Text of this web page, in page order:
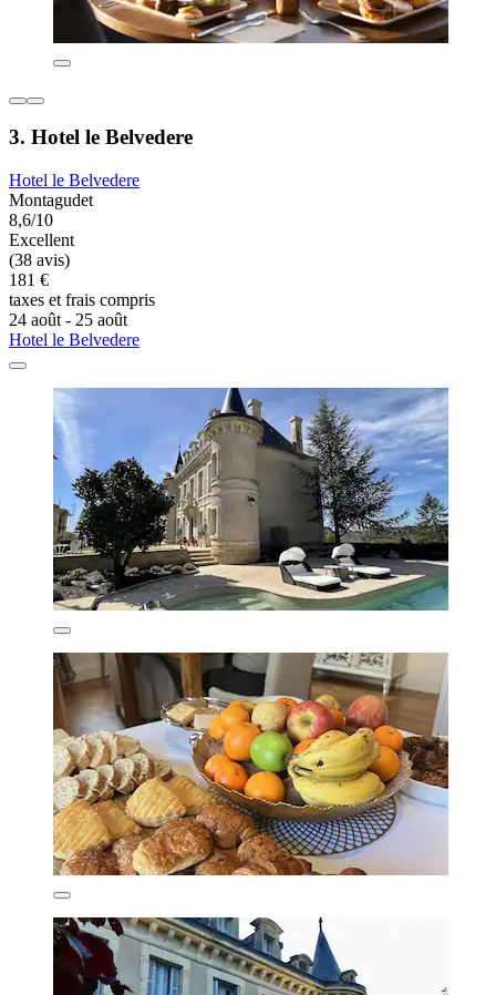
3. Hotel le Belvedere
Hotel le Belvedere
Montagudet
8,6/10
Excellent
(38 avis)
181 €
taxes et frais compris
24 août - 25 août
Hotel le Belvedere